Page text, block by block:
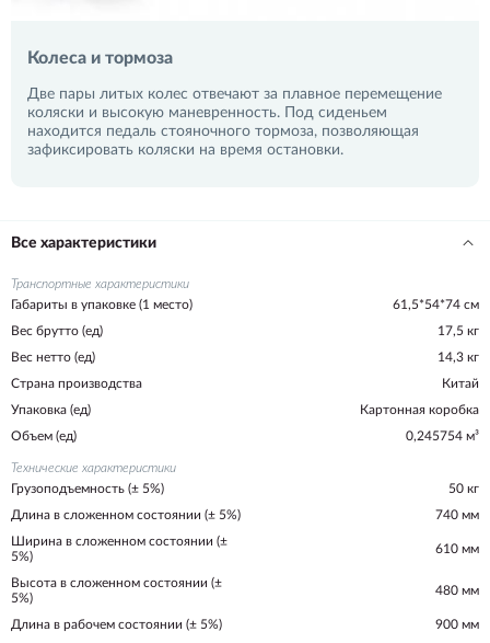
Колеса и тормоза
Две пары литых колес отвечают за плавное перемещение
коляски и высокую маневренность. Под сиденьем
находится педаль стояночного тормоза, позволяющая
зафиксировать коляски на время остановки.
Все характеристики
Транспортные характеристики
Габариты в упаковке (1 место)
61,5*54*74 см
Вес брутто (ед)
17,5 кг
Вес нетто (ед)
14,3 кг
Страна производства
Китай
Упаковка (ед)
Картонная коробка
Объем (ед)
0,245754 м³
Технические характеристики
Грузоподъемность (± 5%)
50 кг
Длина в сложенном состоянии (± 5%)
740 мм
Ширина в сложенном состоянии (±
5%)
610 мм
Высота в сложенном состоянии (±
5%)
480 мм
Длина в рабочем состоянии (± 5%)
900 мм